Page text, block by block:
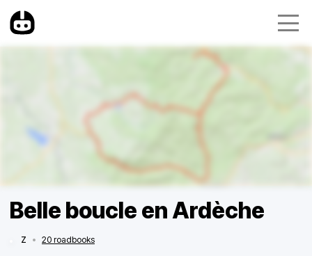
Belle boucle en Ardèche
Z • 20 roadbooks